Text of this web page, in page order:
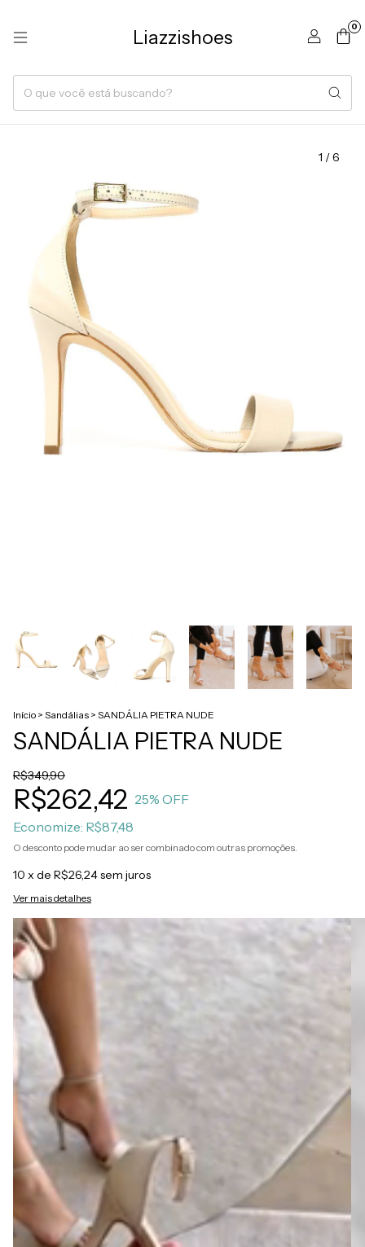
Liazzishoes 0
1 /6
Início > Sandálias > SANDÁLIA PIETRA NUDE
SANDÁLIA PIETRA NUDE
R$349,90
R$262,42 25% OFF
Economize: R$87,48
O desconto pode mudar ao ser combinado com outras promoções.
10 x de R$26,24sem juros
Ver mais detalhes